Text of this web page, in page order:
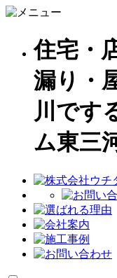
住宅・
漏り・
川です
ム東三